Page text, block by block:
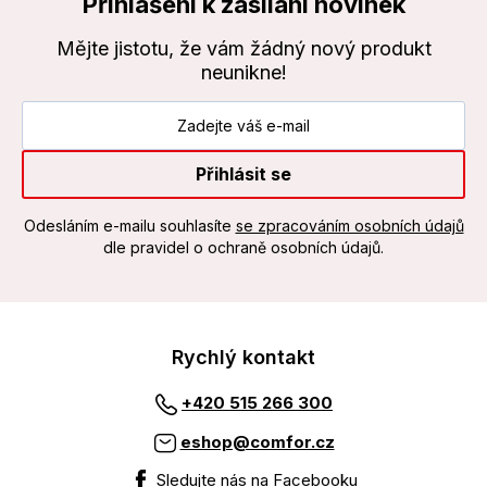
Mějte jistotu, že vám žádný nový produkt
neunikne!
Přihlásit se
Odesláním e-mailu souhlasíte se zpracováním osobních údajů
dle pravidel o ochraně osobních údajů.
Rychlý kontakt
+420 515 266 300
eshop@comfor.cz
Sledujte nás na Facebooku